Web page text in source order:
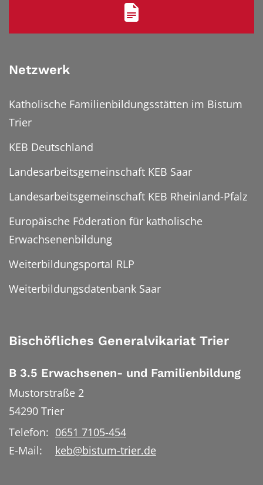
Netzwerk
Katholische Familienbildungsstätten im Bistum
Trier
KEB Deutschland
Landesarbeitsgemeinschaft KEB Saar
Landesarbeitsgemeinschaft KEB Rheinland-Pfalz
Europäische Föderation für katholische
Erwachsenenbildung
Weiterbildungsportal RLP
Weiterbildungsdatenbank Saar
Bischöfliches Generalvikariat Trier
B 3.5 Erwachsenen- und Familienbildung
Mustorstraße 2
54290 Trier
Telefon: 0651 7105-454
E-Mail:
keb@bistum-trier.de